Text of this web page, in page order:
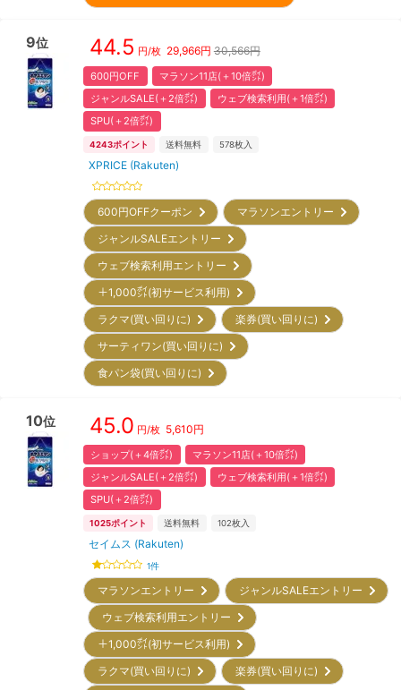
9位 44.5 円/枚 29,966円 30,566円
600円OFF
マラソン11店(＋10倍㌽)
ジャンルSALE(＋2倍㌽)
ウェブ検索利用(＋1倍㌽)
SPU(＋2倍㌽)
4243ポイント 送料無料 578枚入
XPRICE (Rakuten)
600円OFFクーポン
マラソンエントリー
ジャンルSALEエントリー
ウェブ検索利用エントリー
＋1,000㌽(初サービス利用)
ラクマ(買い回りに)
楽券(買い回りに)
サーティワン(買い回りに)
食パン袋(買い回りに)
10位 45.0 円/枚 5,610円
ショップ(＋4倍㌽)
マラソン11店(＋10倍㌽)
ジャンルSALE(＋2倍㌽)
ウェブ検索利用(＋1倍㌽)
SPU(＋2倍㌽)
1025ポイント 送料無料 102枚入
セイムス (Rakuten)
1件
マラソンエントリー
ジャンルSALEエントリー
ウェブ検索利用エントリー
＋1,000㌽(初サービス利用)
ラクマ(買い回りに)
楽券(買い回りに)